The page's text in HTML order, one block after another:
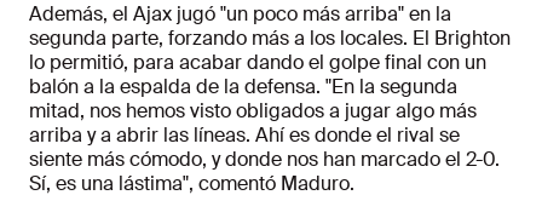
Además, el Ajax jugó "un poco más arriba" en la
segunda parte, forzando más a los locales. El Brighton
lo permitió, para acabar dando el golpe final con un
balón a la espalda de la defensa. "En la segunda
mitad, nos hemos visto obligados a jugar algo más
arriba y a abrir las líneas. Ahí es donde el rival se
siente más cómodo, y donde nos han marcado el 2-0.
Sí, es una lástima", comentó Maduro.